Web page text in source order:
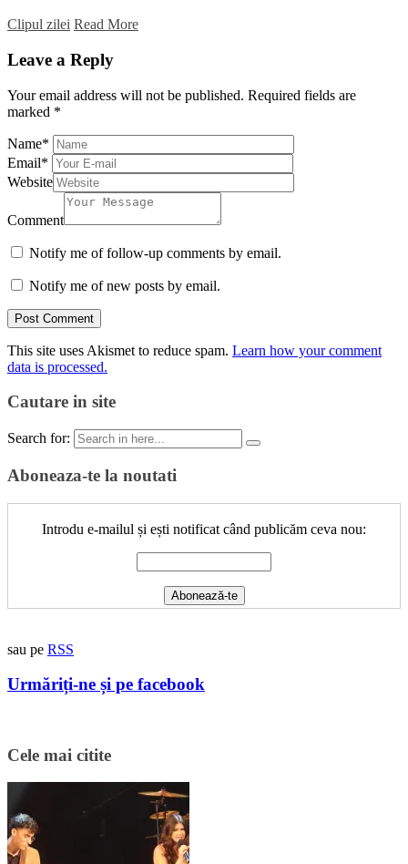
Clipul zilei Read More
Leave a Reply
Your email address will not be published. Required fields are
marked *
Name*
Email*
Website
Comment
Notify me of follow-up comments by email.
Notify me of new posts by email.
This site uses Akismet to reduce spam. Learn how your comment
data is processed.
Cautare in site
Search for:
Aboneaza-te la noutati
Introdu e-mailul și ești notificat când publicăm ceva nou:
sau pe RSS
Urmăriți-ne și pe facebook
Cele mai citite